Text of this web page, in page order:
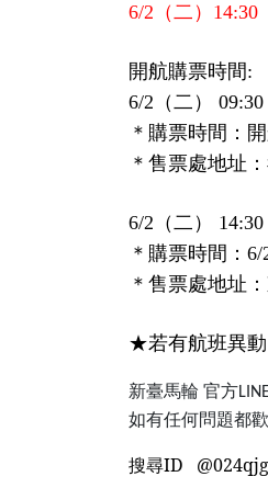
6/2 （二）14:30
開航購票時間:
6/2 （二）
＊購票時間：
＊售票處地址：
6/2 （二）
＊購票時間：
＊售票處地址
★若有航班異
新臺馬輪 官方
如有任何問題都
搜尋ID